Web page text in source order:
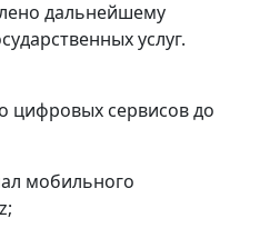
дальнейшему
услуг.
цифровых сервисов до
мобильного